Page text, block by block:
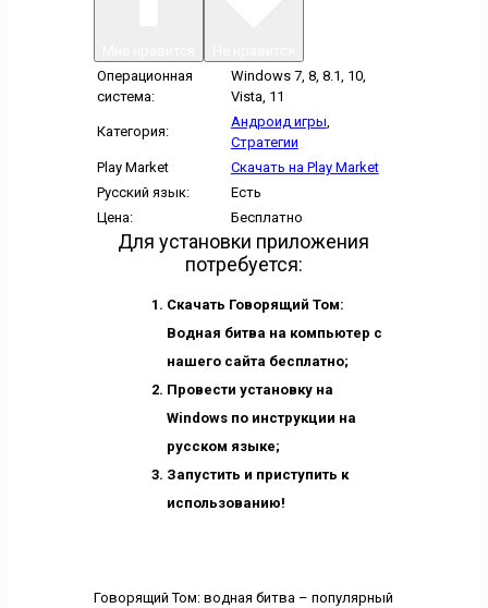
Операционная
система:
Windows 7, 8, 8.1, 10,
Vista, 11
Категория:
Андроид игры,
Стратегии
Play Market
Скачать на Play Market
Русский язык:
Есть
Цена:
Бесплатно
Для установки приложения
потребуется:
Скачать Говорящий Том:
Водная битва на компьютер с
нашего сайта бесплатно;
Провести установку на
Windows по инструкции на
русском языке;
Запустить и приступить к
использованию!
Говорящий Том: водная битва – популярный